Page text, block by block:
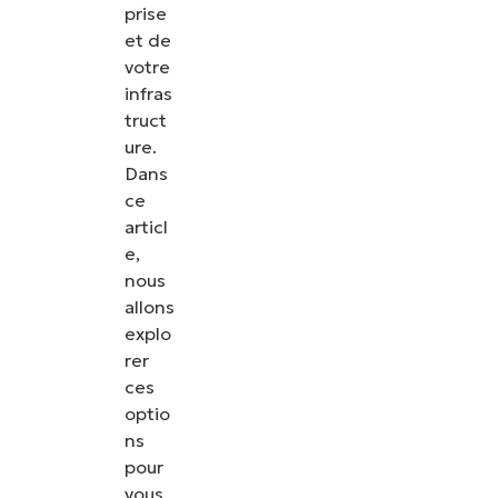
prise
et de
votre
infras
truct
ure.
Dans
ce
articl
e,
nous
allons
explo
rer
ces
optio
ns
pour